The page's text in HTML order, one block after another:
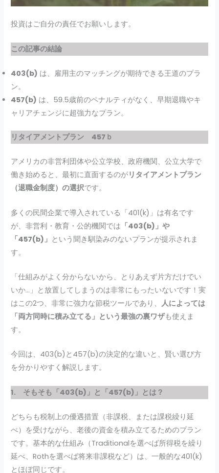
投資はご自分の責任でお願いします。
この記事の結論
403(b) は、雇用主のマッチングが期待できる王道のプラ
ン。
457(b) は、59.5歳前のペナルティがなく、早期退職やキ
ャリアチェンジに超強力なプラン。
リタイアメントプラン 457ｂ
アメリカの非営利団体や公立学校、政府機関、公立大学で
働き始めると、最初に直面するのがリタイアメントプラン
（退職金制度）の選択です。
多くの民間企業で導入されている「401(k)」は有名です
が、非営利・教育・公的機関では 「403(b)」や
「457(b)」 という聞き馴染みのないプランが提示されま
す。
「仕組みがよく分からないから、とりあえず片方だけでい
いか…」と放置してしまうのは非常にもったいないです！実
はこの2つ、非常に強力な節税ツールであり、 人によっては
「両方同時に積み立てる」という最強の裏ワザも使えま
す。
今回は、403(b)と457(b)の決定的な違いと、賢い選び方
を分かりやすく解説します。
1. そもそも「403(b)」と「457(b)」とは？
どちらも税制上の優遇措置（非課税、または課税繰り延
べ）を受けながら、老後の資金を積み立てるためのプラン
です。基本的な仕組み（Traditionalを選べば所得税を繰り
延べ、Rothを選べば将来非課税など）は、一般的な401(k)
とほぼ同じです。